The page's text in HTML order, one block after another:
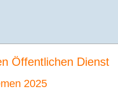
Öffentlichen Dienst
2025